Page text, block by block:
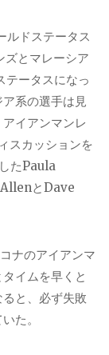
ルドステータス
ズとマレーシア
テータスになっ
系の選手は見
イアンマンレ
スカッションを
たPaula
とDave
コナのアイアンマ
イムを早くと
と、必ず失敗
た。